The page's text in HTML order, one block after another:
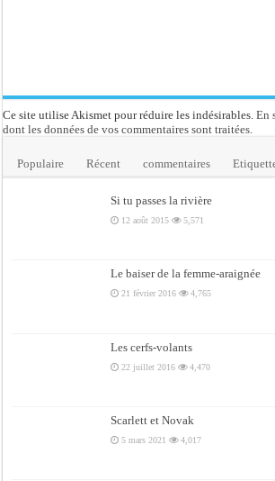
Ce site utilise Akismet pour réduire les indésirables.En
dont les données de vos commentaires sont traitées.
Populaire Récent commentaires
Si tu passes la rivière
12 août 2015 5,571
Le baiser de la femme-araignée
21 février 2016 4,765
Les cerfs-volants
22 juillet 2016 4,470
Scarlett et Novak
5 mars 2021 4,017